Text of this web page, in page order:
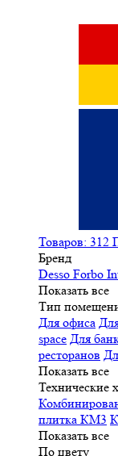
Товаров: 312
Бренд
Desso Forbo
Показать все
Тип
Для офиса
space Для
ресторанов
Показать все
Технические
плитка КМ3
Показать все
По цвету